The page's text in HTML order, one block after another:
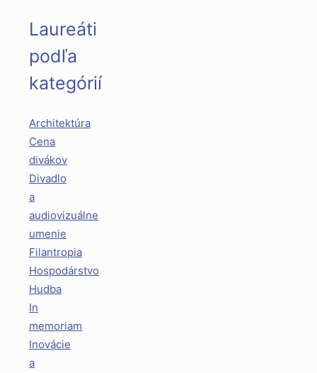
Laureáti
podľa
kategórií
Architektúra
Cena
divákov
Divadlo
a
audiovizuálne
umenie
Filantropia
Hospodárstvo
Hudba
In
memoriam
Inovácie
a